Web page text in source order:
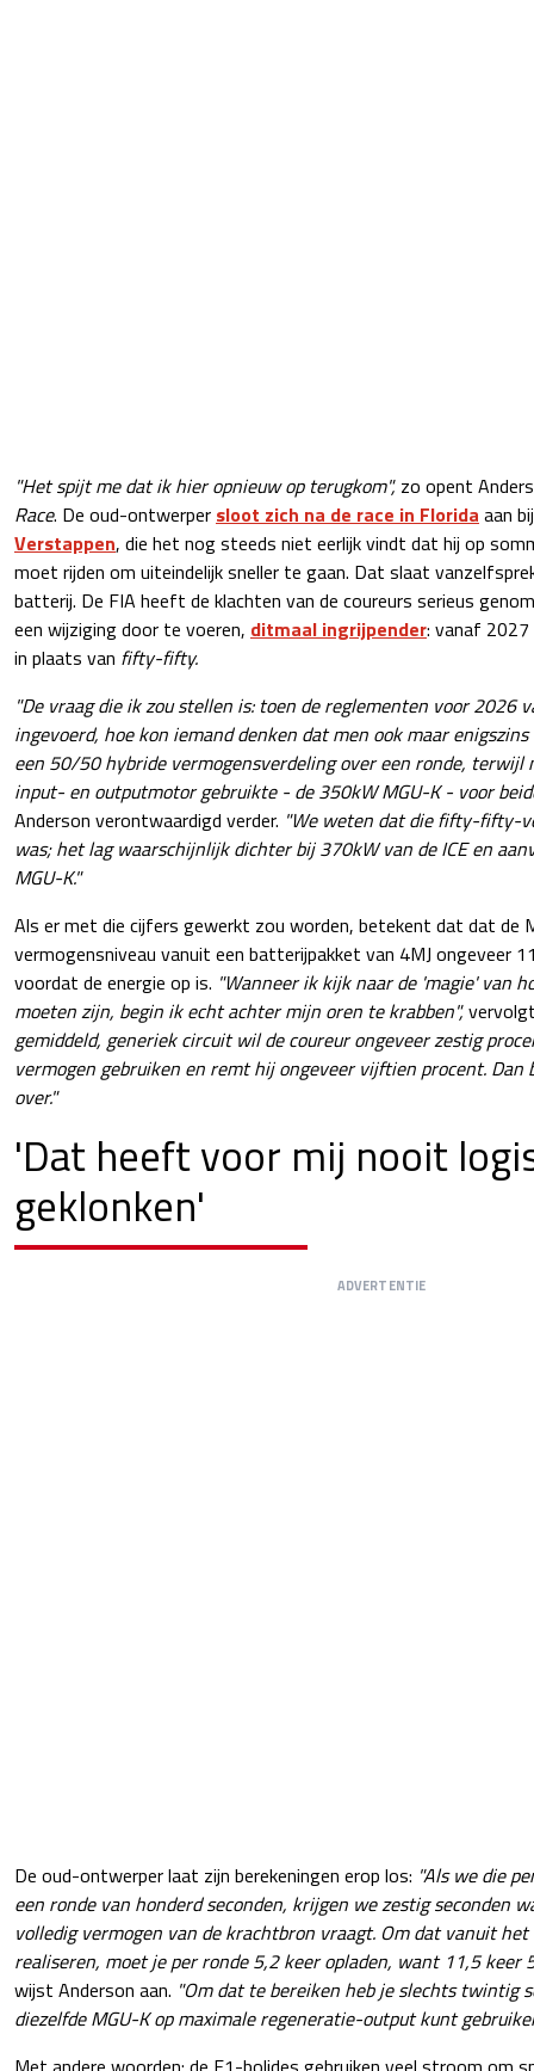
"Het spijt me dat ik hier opnieuw op terugkom", zo opent
Race. De oud-ontwerper sloot zich na de race in Florida aan
Verstappen, die het nog steeds niet eerlijk vindt dat hij op
moet rijden om uiteindelijk sneller te gaan. Dat slaat
batterij. De FIA heeft de klachten van de coureurs serieus
een wijziging door te voeren, ditmaal ingrijpender: vanaf
in plaats van fifty-fifty.
"De vraag die ik zou stellen is: toen de reglementen voor 2026
ingevoerd, hoe kon iemand denken dat men ook maar
een 50/50 hybride vermogensverdeling over een ronde, terwijl
input- en outputmotor gebruikte - de 350kW MGU-K - voor
Anderson verontwaardigd verder. "We weten dat die fifty-fifty-
was; het lag waarschijnlijk dichter bij 370kW van de ICE en
MGU-K."
Als er met die cijfers gewerkt zou worden, betekent dat dat de
vermogensniveau vanuit een batterijpakket van 4MJ ongeveer
voordat de energie op is. "Wanneer ik kijk naar de 'magie' van
moeten zijn, begin ik echt achter mijn oren te krabben",
gemiddeld, generiek circuit wil de coureur ongeveer zestig
vermogen gebruiken en remt hij ongeveer vijftien procent.
over."
'Dat heeft voor mij nooit
geklonken'
ADVERTENTIE
De oud-ontwerper laat zijn berekeningen erop los: "Als we die
een ronde van honderd seconden, krijgen we zestig seconden
volledig vermogen van de krachtbron vraagt. Om dat vanuit
realiseren, moet je per ronde 5,2 keer opladen, want 11,5 keer
wijst Anderson aan. "Om dat te bereiken heb je slechts twintig
diezelfde MGU-K op maximale regeneratie-output kunt